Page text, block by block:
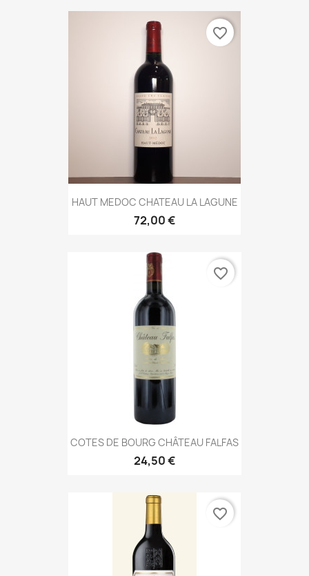
HAUT MEDOC CHATEAU LA LAGUNE
72,00 €
favorite_border
COTES DE BOURG CHÂTEAU FALFAS
24,50 €
favorite_border
favorite_border